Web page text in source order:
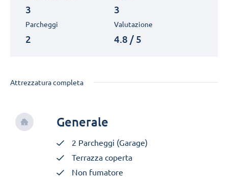
3 3
Parcheggi
2
Valutazione
4.8 / 5
Attrezzatura completa
Generale
2 Parcheggi (Garage)
Terrazza coperta
Non fumatore